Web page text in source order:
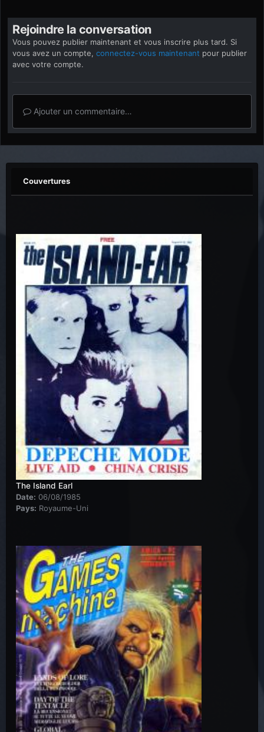
Rejoindre la conversation
Vous pouvez publier maintenant et vous inscrire plus tard. Si
vous avez un compte, connectez-vous maintenant pour publier
avec votre compte.
Ajouter un commentaire…
Couvertures
The Island Earl
Date: 06/08/1985
Pays: Royaume-Uni